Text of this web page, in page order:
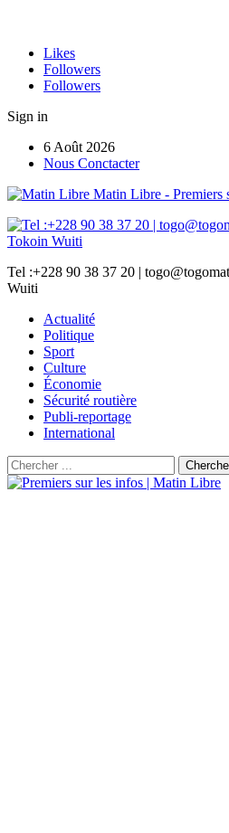
Likes
Followers
Followers
Sign in
6 Août 2026
Nous Conctacter
Matin Libre - Premiers
Tel :+228 90 38 37 20 |
Wuiti
Actualité
Politique
Sport
Culture
Économie
Sécurité routière
Publi-reportage
International